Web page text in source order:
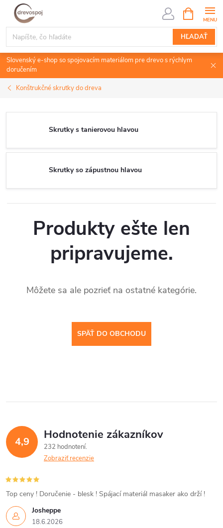
Prejsť
obsah
HĽADAŤ
KOŠÍK
Slovenský e-shop so spojovacím materiálom pre drevo s rýchlym
doručením
Konštrukčné skrutky do dreva
Skrutky s tanierovou hlavou
Skrutky so zápustnou hlavou
Produkty ešte len
pripravujeme.
Môžete sa ale pozrieť na ostatné kategórie.
SPÄŤ DO OBCHODU
4,9 Hodnotenie zákazníkov
232 hodnotení
Zobraziť recenzie
Josheppe
18.6.2026
Top ceny ! Doručenie - blesk ! Spájací materiál masaker ako drží !